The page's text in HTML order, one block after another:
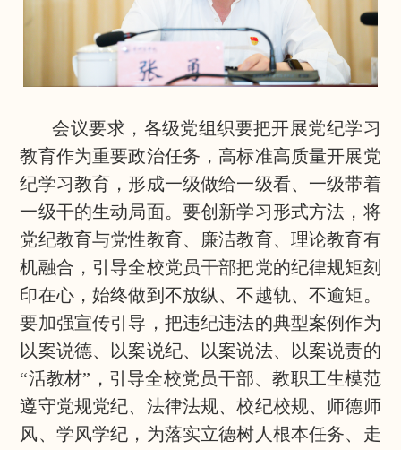
会议要求，各级党组织要把开展党纪学习
教育作为重要政治任务，高标准高质量开展党
纪学习教育，形成一级做给一级看、一级带着
一级干的生动局面。要创新学习形式方法，将
党纪教育与党性教育、廉洁教育、理论教育有
机融合，引导全校党员干部把党的纪律规矩刻
印在心，始终做到不放纵、不越轨、不逾矩。
要加强宣传引导，把违纪违法的典型案例作为
以案说德、以案说纪、以案说法、以案说责的
“活教材”，引导全校党员干部、教职工生模范
遵守党规党纪、法律法规、校纪校规、师德师
风、学风学纪，为落实立德树人根本任务、走